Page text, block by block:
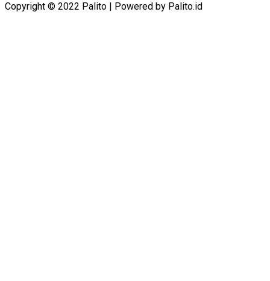
Copyright © 2022 Palito | Powered by Palito.id